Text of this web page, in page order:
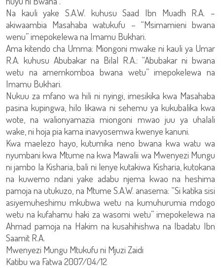
Na kauli yake S.A.W. kuhusu Saad Ibn Muadh R.A. –
akiwaambia Masahaba watukufu – “Msimamieni bwana
wenu” imepokelewa na Imamu Bukhari.
Ama kitendo cha Umma: Miongoni mwake ni kauli ya Umar
R.A. kuhusu Abubakar na Bilal R.A.: “Abubakar ni bwana
wetu na amemkomboa bwana wetu” imepokelewa na
Imamu Bukhari.
Nukuu za mfano wa hili ni nyingi, imesikika kwa Masahaba
pasina kupingwa, hilo likawa ni sehemu ya kukubalika kwa
wote, na walionyamazia miongoni mwao juu ya uhalali
wake, ni hoja pia kama inavyosemwa kwenye kanuni.
Kwa maelezo hayo, kutumika neno bwana kwa watu wa
nyumbani kwa Mtume na kwa Mawalii wa Mwenyezi Mungu
ni jambo la Kisharia, bali ni lenye kutakiwa Kisharia, kutokana
na kuwemo ndani yake adabu njema kwao na heshima
pamoja na utukuzo, na Mtume S.A.W. anasema: “Si katika sisi
asiyemuheshimu mkubwa wetu na kumuhurumia mdogo
wetu na kufahamu haki za wasomi wetu” imepokelewa na
Ahmad pamoja na Hakim na kusahihishwa na Ibadatu Ibn
Saamit R.A.
Mwenyezi Mungu Mtukufu ni Mjuzi Zaidi
Katibu wa Fatwa 2007/04/12